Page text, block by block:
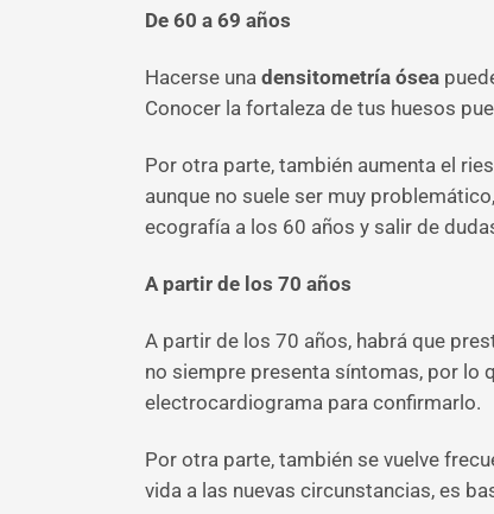
De 60 a 69 años
Hacerse una densitometría ósea
Conocer la fortaleza de tus huesos
Por otra parte, también aumenta el
aunque no suele ser muy
ecografía a los 60 años y salir de
A partir de los 70 años
A partir de los 70 años, habrá que
no siempre presenta síntomas, por lo
electrocardiograma para confirmarlo.
Por otra parte, también se vuelve
vida a las nuevas circunstancias, es